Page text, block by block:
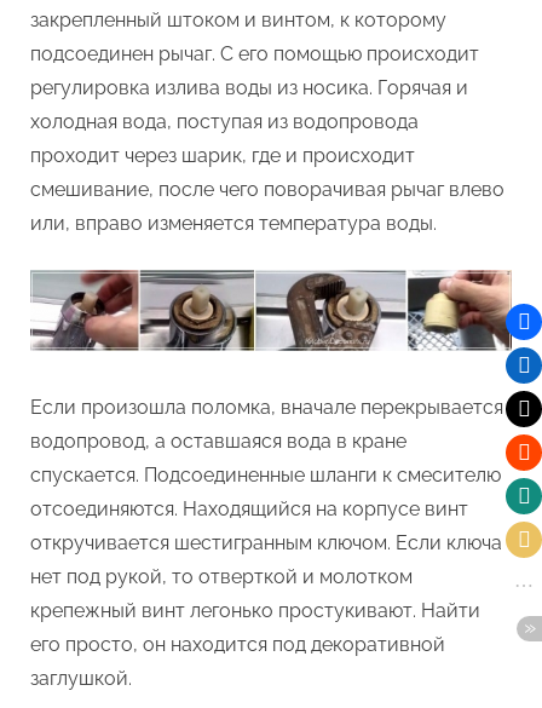
закрепленный штоком и винтом, к которому
подсоединен рычаг. С его помощью происходит
регулировка излива воды из носика. Горячая и
холодная вода, поступая из водопровода
проходит через шарик, где и происходит
смешивание, после чего поворачивая рычаг влево
или, вправо изменяется температура воды.
Если произошла поломка, вначале перекрывается
водопровод, а оставшаяся вода в кране
спускается. Подсоединенные шланги к смесителю
отсоединяются. Находящийся на корпусе винт
откручивается шестигранным ключом. Если ключа
нет под рукой, то отверткой и молотком
крепежный винт легонько простукивают. Найти
его просто, он находится под декоративной
заглушкой.